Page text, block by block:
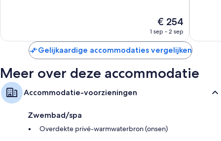
De
prijs
is
€ 254
€ 254
1 sep - 2 sep
Gelijkaardige accommodaties vergelijken
Meer over deze accommodatie
Accommodatie-voorzieningen
Zwembad/spa
Overdekte privé-warmwaterbron (onsen)